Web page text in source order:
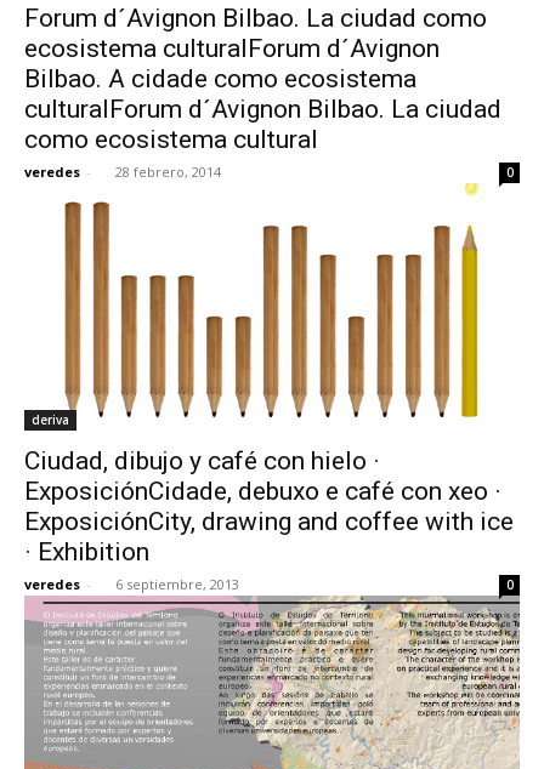
Forum d´Avignon Bilbao. La ciudad como
ecosistema culturalForum d´Avignon
Bilbao. A cidade como ecosistema
culturalForum d´Avignon Bilbao. La ciudad
como ecosistema cultural
veredes - 28 febrero, 2014 0
deriva
Ciudad, dibujo y café con hielo ·
ExposiciónCidade, debuxo e café con xeo ·
ExposiciónCity, drawing and coffee with ice
· Exhibition
veredes - 6 septiembre, 2013 0